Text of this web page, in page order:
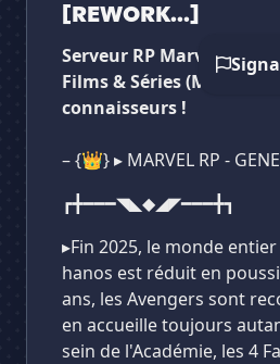
[REWORK...]
Serveur RP Marvel
Films & Séries (MCU),
connaisseurs !
– {👑} ▸ MARVEL RP -
┏╋━━━◥◣◆◢◤━━━╋┓
▸Fin 2025, le monde
hanos est réduit en
ans, les Avengers sont
en accueille toujours
sein de l'Académie, les 4